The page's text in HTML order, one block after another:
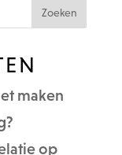
maken
op